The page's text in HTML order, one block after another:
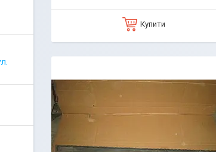
Купити